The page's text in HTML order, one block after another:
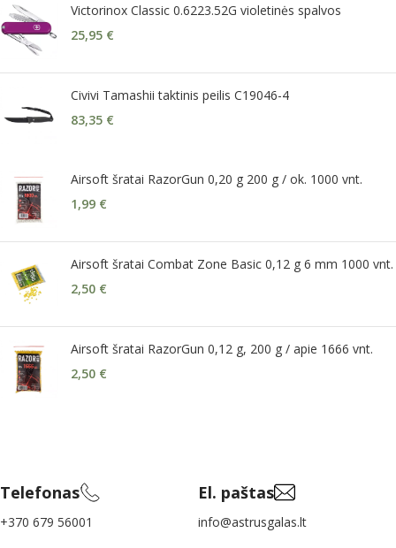
Victorinox Classic 0.6223.52G violetinės spalvos
25,95 €
Civivi Tamashii taktinis peilis C19046-4
83,35 €
Airsoft šratai RazorGun 0,20 g 200 g / ok. 1000 vnt.
1,99 €
Airsoft šratai Combat Zone Basic 0,12 g 6 mm 1000 vnt.
2,50 €
Airsoft šratai RazorGun 0,12 g, 200 g / apie 1666 vnt.
2,50 €
Telefonas
+370 679 56001
El. paštas
info@astrusgalas.lt